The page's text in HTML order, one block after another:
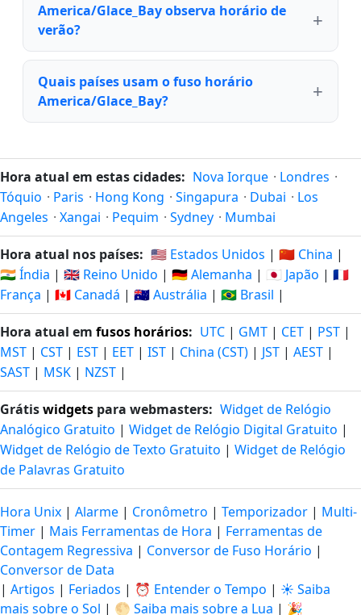
America/Glace_Bay observa horário de
verão?
Quais países usam o fuso horário
America/Glace_Bay?
Hora atual em estas cidades: Nova Iorque · Londres ·
Tóquio · Paris · Hong Kong · Singapura · Dubai · Los
Angeles · Xangai · Pequim · Sydney · Mumbai
Hora atual nos países: 🇺🇸 Estados Unidos | 🇨🇳 China |
🇮🇳 Índia | 🇬🇧 Reino Unido | 🇩🇪 Alemanha | 🇯🇵 Japão | 🇫🇷
França | 🇨🇦 Canadá | 🇦🇺 Austrália | 🇧🇷 Brasil |
Hora atual em fusos horários: UTC | GMT | CET | PST |
MST | CST | EST | EET | IST | China (CST) | JST | AEST |
SAST | MSK | NZST |
Grátiswidgets para webmasters: Widget de Relógio
Analógico Gratuito | Widget de Relógio Digital Gratuito |
Widget de Relógio de Texto Gratuito | Widget de Relógio
de Palavras Gratuito
Hora Unix | Alarme | Cronômetro | Temporizador | Multi-
Timer | Mais Ferramentas de Hora | Ferramentas de
Contagem Regressiva | Conversor de Fuso Horário |
Conversor de Data
| Artigos | Feriados | ⏰ Entender o Tempo | ☀️ Saiba
mais sobre o Sol | 🌕 Saiba mais sobre a Lua | 🎉